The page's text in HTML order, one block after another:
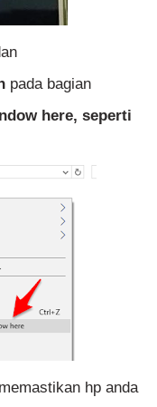
pada bagian
here, seperti
hp anda